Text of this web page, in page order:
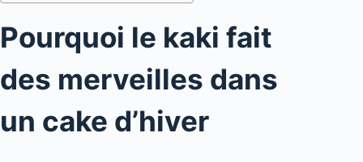
Pourquoi le kaki fait
des merveilles dans
un cake d’hiver